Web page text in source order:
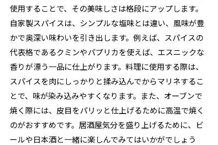
使用することで、その美味しさは格段にアップします。
自家製スパイスは、シンプルな塩味とは違い、風味が豊
かで奥深い味わいを引き出します。例えば、スパイスの
代表格であるクミンやパプリカを使えば、エスニックな
香りが漂う一品に仕上がります。料理に使用する際は、
スパイスを肉にしっかりと揉み込んでからマリネするこ
とで、味が染み込みやすくなります。また、オーブンで
焼く際には、皮目をパリッと仕上げるために高温で焼く
のがおすすめです。居酒屋気分を盛り上げるために、ビ
ールや日本酒と一緒に楽しんでみてはいかがでしょう